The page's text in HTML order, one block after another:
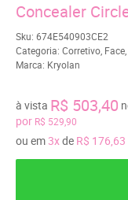
Concealer
Sku: 674E540903CE2
Categoria: Corretivo Face
Marca: Kryolan
por R$ 529,90
à vista R$ 503,40
ou em3xde R$ 176,63